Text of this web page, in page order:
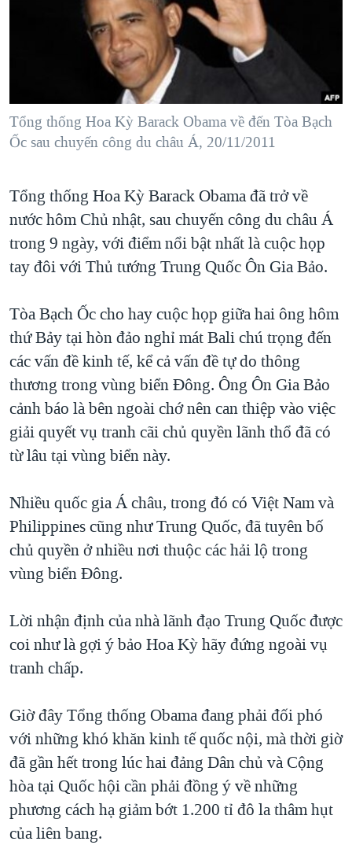
NGƯỜI VIỆT HẢI NGOẠI
KHOA HỌC
SỨC KHOẺ
THỂ THAO
GIÁO DỤC
HÀNH TRÌNH BẦU CỬ 2024
MỘT NĂM CHIẾN TRANH TẠI DẢI GAZA
GIẢI MÃ VÀNH ĐAI & CON ĐƯỜNG
NGÀY TỊ NẠN THẾ GIỚI
TRỊNH VĨNH BÌNH - NGƯỜI HẠ 'BÊN THẮNG CUỘC'
CHI PHÍ CHIẾN TRANH AFGHANISTAN
CÁC GIÁ TRỊ CỘNG HÒA Ở VIỆT NAM
THƯỢNG ĐỈNH TRUMP-KIM TẠI VIỆT NAM
NGƯ DÂN VIỆT VÀ LÀN SÓNG TRỘM HẢI SÂM
BÊN KIA QUỐC LỘ: TIẾNG VỌNG TỪ NÔNG THÔN MỸ
Tổng thống Hoa Kỳ Barack Obama về đến Tòa Bạch
Ốc sau chuyến công du châu Á, 20/11/2011
Tổng thống Hoa Kỳ Barack Obama đã trở về
nước hôm Chủ nhật, sau chuyến công du châu Á
trong 9 ngày, với điểm nổi bật nhất là cuộc họp
tay đôi với Thủ tướng Trung Quốc Ôn Gia Bảo.
Tòa Bạch Ốc cho hay cuộc họp giữa hai ông hôm
thứ Bảy tại hòn đảo nghỉ mát Bali chú trọng đến
các vấn đề kinh tế, kể cả vấn đề tự do thông
thương trong vùng biển Đông. Ông Ôn Gia Bảo
cảnh báo là bên ngoài chớ nên can thiệp vào việc
giải quyết vụ tranh cãi chủ quyền lãnh thổ đã có
từ lâu tại vùng biển này.
Nhiều quốc gia Á châu, trong đó có Việt Nam và
Philippines cũng như Trung Quốc, đã tuyên bố
chủ quyền ở nhiều nơi thuộc các hải lộ trong
vùng biển Đông.
Lời nhận định của nhà lãnh đạo Trung Quốc được
coi như là gợi ý bảo Hoa Kỳ hãy đứng ngoài vụ
tranh chấp.
Giờ đây Tổng thống Obama đang phải đối phó
với những khó khăn kinh tế quốc nội, mà thời giờ
đã gần hết trong lúc hai đảng Dân chủ và Cộng
hòa tại Quốc hội cần phải đồng ý về những
phương cách hạ giảm bớt 1.200 tỉ đô la thâm hụt
của liên bang.